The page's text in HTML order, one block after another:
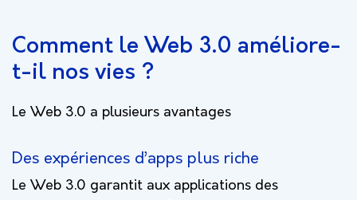
Comment le Web 3.0 améliore-
t-il nos vies ?
Le Web 3.0 a plusieurs avantages
Des expériences d’apps plus riche
Le Web 3.0 garantit aux applications des